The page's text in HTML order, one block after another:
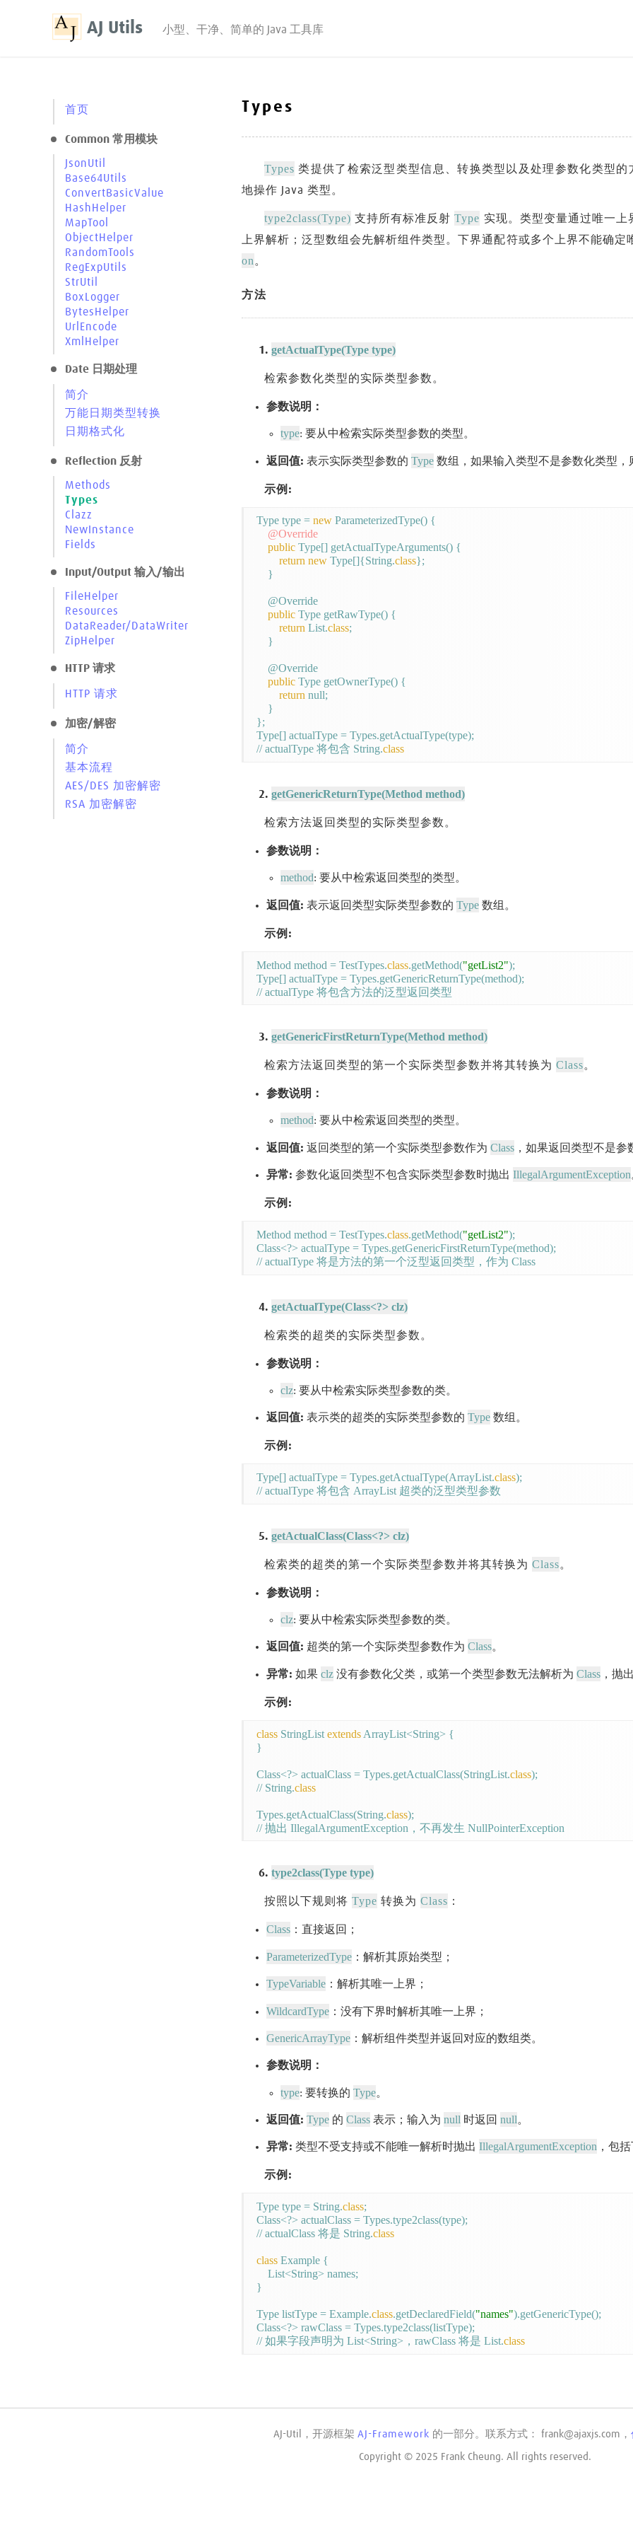
AJ Utils 小型、干净、简单的 Java 工具库
首页
Common 常用模块
JsonUtil
Base64Utils
ConvertBasicValue
HashHelper
MapTool
ObjectHelper
RandomTools
RegExpUtils
StrUtil
BoxLogger
BytesHelper
UrlEncode
XmlHelper
Date 日期处理
简介
万能日期类型转换
日期格式化
Reflection 反射
Methods
Types
Clazz
NewInstance
Fields
Input/Output 输入/输出
FileHelper
Resources
DataReader/DataWriter
ZipHelper
HTTP 请求
HTTP 请求
加密/解密
简介
基本流程
AES/DES 加密解密
RSA 加密解密
Types
Types 类提供了检索泛型类型信息、转换类型以及处理参数化类型
地操作 Java 类型。
type2class(Type) 支持所有标准反射Type 实现。类型变量通过唯一
上界解析；泛型数组会先解析组件类型。下界通配符或多个上界不能确
on 。
方法
1. getActualType(Type type)
检索参数化类型的实际类型参数。
参数说明：
type: 要从中检索实际类型参数的类型。
返回值: 表示实际类型参数的 Type 数组，如果输入类型不是参数化类型
示例:
Type type = new ParameterizedType() {
@Override
public Type[] getActualTypeArguments() {
return new Type[]{String.class};
    }
    @Override
public Type getRawType() {
return List.class;
    }
    @Override
public Type getOwnerType() {
return null;
    }
};
Type[] actualType = Types.getActualType(type);
// actualType 将包含 String.class
2. getGenericReturnType(Method method)
检索方法返回类型的实际类型参数。
参数说明：
method: 要从中检索返回类型的类型。
返回值: 表示返回类型实际类型参数的 Type 数组。
示例:
Method method = TestTypes.class.getMethod("getList2");
Type[] actualType = Types.getGenericReturnType(method);
3. getGenericFirstReturnType(Method method)
检索方法返回类型的第一个实际类型参数并将其转换为 Class。
参数说明：
method: 要从中检索返回类型的类型。
返回值: 返回类型的第一个实际类型参数作为 Class ，如果返回类型不是
异常: 参数化返回类型不包含实际类型参数时抛出 IllegalArgumentException
示例:
Method method = TestTypes.class.getMethod("getList2");
Class<?> actualType = Types.getGenericFirstReturnType(method);
// actualType 将是方法的第一个泛型返回类型，作为 Class
4. getActualType(Class<?> clz)
检索类的超类的实际类型参数。
参数说明：
clz: 要从中检索实际类型参数的类。
返回值: 表示类的超类的实际类型参数的 Type 数组。
示例:
Type[] actualType = Types.getActualType(ArrayList.class);
5. getActualClass(Class<?> clz)
检索类的超类的第一个实际类型参数并将其转换为 Class。
参数说明：
clz: 要从中检索实际类型参数的类。
返回值: 超类的第一个实际类型参数作为 Class。
异常: 如果 clz 没有参数化父类，或第一个类型参数无法解析为 Class ，抛
示例:
class StringList extends ArrayList<String> {
}
Class<?> actualClass = Types.getActualClass(StringList.class);
// String.class
Types.getActualClass(String.class);
6. type2class(Type type)
按照以下规则将 Type 转换为 Class ：
Class ：直接返回；
ParameterizedType ：解析其原始类型；
TypeVariable ：解析其唯一上界；
WildcardType ：没有下界时解析其唯一上界；
GenericArrayType ：解析组件类型并返回对应的数组类。
参数说明：
type: 要转换的 Type。
返回值: Type 的 Class 表示；输入为 null 时返回 null。
异常: 类型不受支持或不能唯一解析时抛出 IllegalArgumentException ，包
示例:
Type type = String.class;
Class<?> actualClass = Types.type2class(type);
// actualClass 将是 String.class
class Example {
    List<String> names;
}
Type listType = Example.class.getDeclaredField("names").getGenericType();
Class<?> rawClass = Types.type2class(listType);
// 如果字段声明为 List<String>，rawClass 将是 List.class
AJ-Util，开源框架 AJ-Framework 的一部分。联系方式： frank@ajaxjs.com，
Copyright © 2025 Frank Cheung. All rights reserved.